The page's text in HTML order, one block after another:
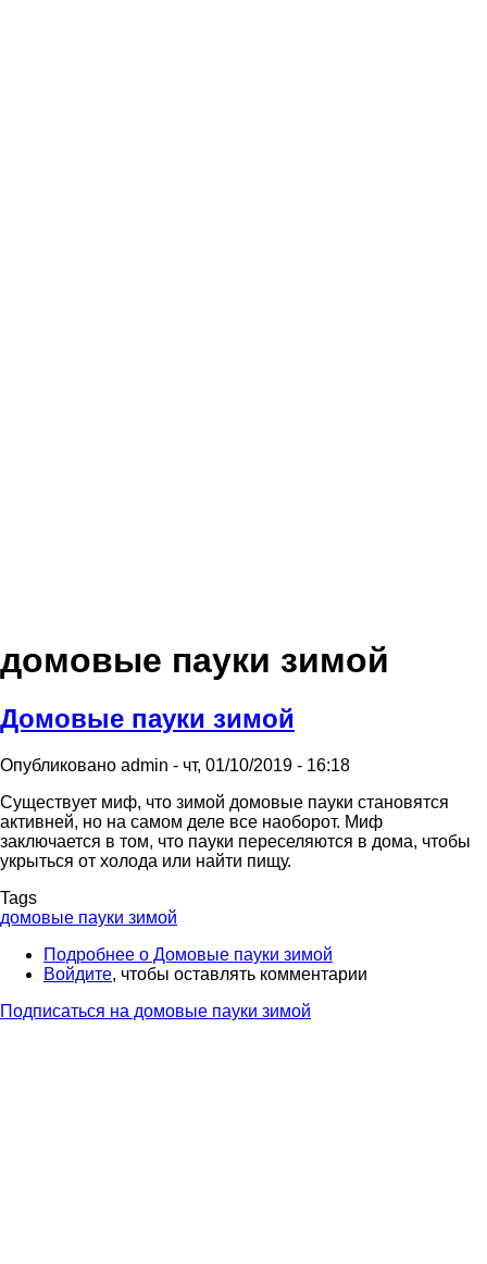
домовые пауки зимой
Домовые пауки зимой
Опубликовано admin - чт, 01/10/2019 - 16:18
Существует миф, что зимой домовые пауки становятся
активней, но на самом деле все наоборот. Миф
заключается в том, что пауки переселяются в дома, чтобы
укрыться от холода или найти пищу.
Tags
домовые пауки зимой
Подробнее о Домовые пауки зимой
Войдите, чтобы оставлять комментарии
Подписаться на домовые пауки зимой